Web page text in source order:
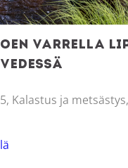
varrella
Kalastus ja